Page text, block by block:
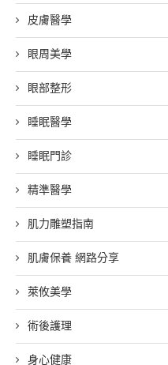
皮膚醫學
眼周美學
眼部整形
睡眠醫學
睡眠門診
精準醫學
肌力雕塑指南
肌膚保養 網路分享
萊攸美學
術後護理
身心健康